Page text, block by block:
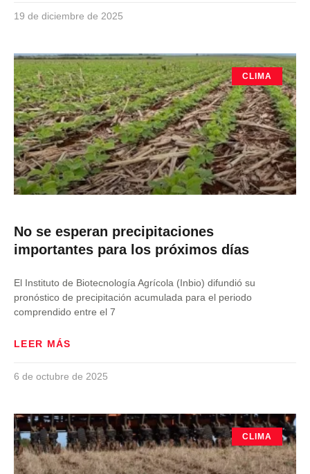
19 de diciembre de 2025
CLIMA
No se esperan precipitaciones
importantes para los próximos días
El Instituto de Biotecnología Agrícola (Inbio) difundió su
pronóstico de precipitación acumulada para el periodo
comprendido entre el 7
LEER MÁS
6 de octubre de 2025
CLIMA